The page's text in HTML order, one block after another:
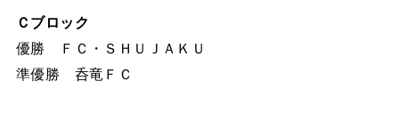
Ｃブロック
優勝 ＦＣ・ＳＨＵＪＡＫＵ
準優勝 呑竜ＦＣ